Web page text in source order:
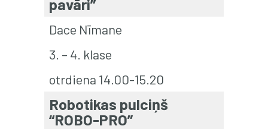
pavāri”
Dace Nīmane
3. – 4. klase
otrdiena 14.00-15.20
Robotikas pulciņš
“ROBO-PRO”